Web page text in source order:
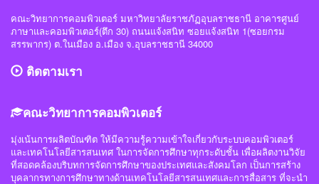
คณะวิทยาการคอมพิวเตอร์ มหาวิทยาลัยราชภัฏอุบลราชธานี อาคารศูนย์
ภาษาและคอมพิวเตอร์(ตึก 30) ถนนแจ้งสนิท ซอยแจ้งสนิท 1(ซอยกรม
สรรพากร) ต.ในเมือง อ.เมือง จ.อุบลราชธานี 34000
ติดตามเรา
คณะวิทยาการคอมพิวเตอร์
มุ่งเน้นการผลิตบัณฑิต ให้มีความรู้ความเข้าใจเกี่ยวกับระบบคอมพิวเตอร์
และเทคโนโลยีสารสนเทศ ในการจัดการศึกษาทุกระดับชั้น เพื่อผลิตงานวิจัย
ที่สอดคล้องบริบทการจัดการศึกษาของประเทศและสังคมโลก เป็นการสร้าง
บุคลากรทางการศึกษาทางด้านเทคโนโลยีสารสนเทศและการสื่อสาร ที่จะนำ